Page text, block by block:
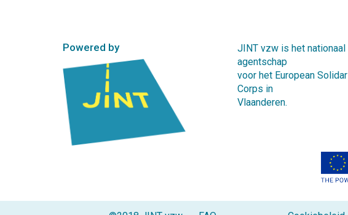
Powered by
JINT vzw is het nationaal
agentschap
voor het European
Corps in
Vlaanderen.